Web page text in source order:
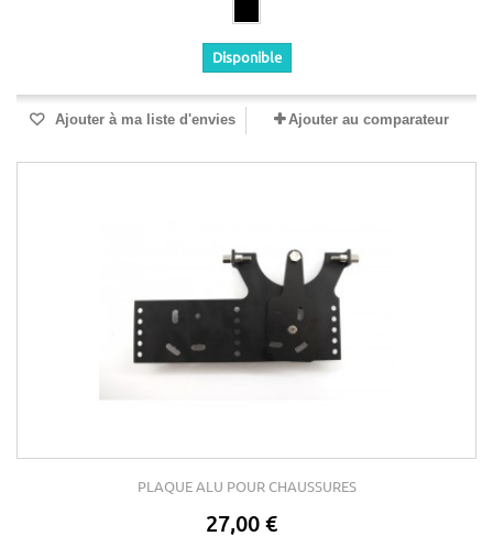
Disponible
Ajouter à ma liste d'envies Ajouter au comparateur
PLAQUE ALU POUR CHAUSSURES
27,00 €